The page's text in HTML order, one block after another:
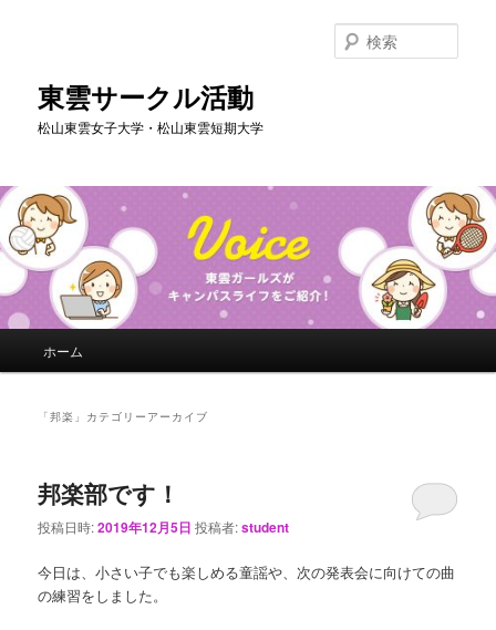
へ
動
移
東雲サークル活動
松山東雲女子大学・松山東雲短期大学
索
ホーム
「邦楽 」カテゴリーアーカイブ
邦楽部です！
投稿日時:2019年12月5日 投稿者:student
今日は、小さい子でも楽しめる童謡や、次の発表会に向けての曲
の練習をしました。